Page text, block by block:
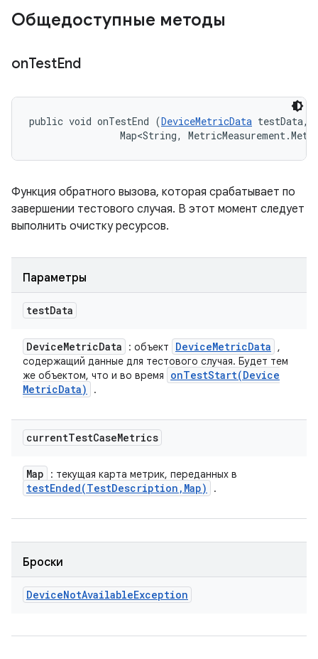
Общедоступные методы
onTestEnd
public void onTestEnd (DeviceMetricData testData,
Map<String,
Функция обратного вызова, которая срабатывает по
завершении тестового случая. В этот момент следует
выполнить очистку ресурсов.
Параметры
testData
DeviceMetricData : объект DeviceMetricData
,
содержащий данные для тестового случая. Будет тем
же объектом, что и во время
onTestStart(Device
MetricData) .
currentTestCaseMetrics
Map : текущая карта метрик, переданных в
testEnded(TestDescription , Map) .
Броски
DeviceNotAvailableException